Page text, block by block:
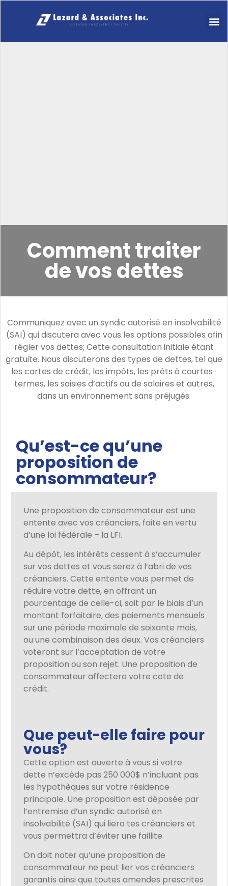
Comment traiter
de vos dettes
Communiquez avec un syndic autorisé en insolvabilité
(SAI) qui discutera avec vous les options possibles afin
régler vos dettes; Cette consultation initiale étant
gratuite. Nous discuterons des types de dettes, tel que
les cartes de crédit, les impôts, les prêts à courtes-
termes, les saisies d’actifs ou de salaires et autres,
dans un environnement sans préjugés.
Qu’est-ce qu’une
proposition de
consommateur?​
Une proposition de consommateur est une
entente avec vos créanciers, faite en vertu
d’une loi fédérale – la LFI.
Au dépôt, les intérêts cessent à s’accumuler
sur vos dettes et vous serez à l’abri de vos
créanciers. Cette entente vous permet de
réduire votre dette, en offrant un
pourcentage de celle-ci, soit par le biais d’un
montant forfaitaire, des paiements mensuels
sur une période maximale de soixante mois,
ou une combinaison des deux. Vos créanciers
voteront sur l’acceptation de votre
proposition ou son rejet. Une proposition de
consommateur affectera votre cote de
crédit.
Que peut-elle faire pour
vous?
Cette option est ouverte à vous si votre
dette n’excède pas 250 000$ n’incluant pas
les hypothèques sur votre résidence
principale. Une proposition est déposée par
l’entremise d’un syndic autorisé en
insolvabilité (SAI) qui liera tes créanciers et
vous permettra d’éviter une faillite.
On doit noter qu’une proposition de
consommateur ne peut lier vos créanciers
garantis ainsi que toutes amendes prescrites